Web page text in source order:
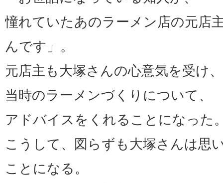
憧れていたあのラーメン店の元店
んです」。
元店主も大塚さんの心意気を受け、
当時のラーメンづくりについて、
アドバイスをくれることになった
こうして、図らずも大塚さんは思
ことになる。